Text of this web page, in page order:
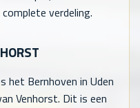
verdeling.
het Bernhoven in Uden
Venhorst. Dit is een